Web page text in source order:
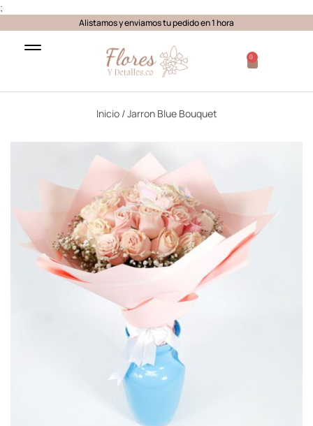
;
Alistamos y enviamos tu pedido en 1 hora
0
Inicio/ Jarron Blue Bouquet